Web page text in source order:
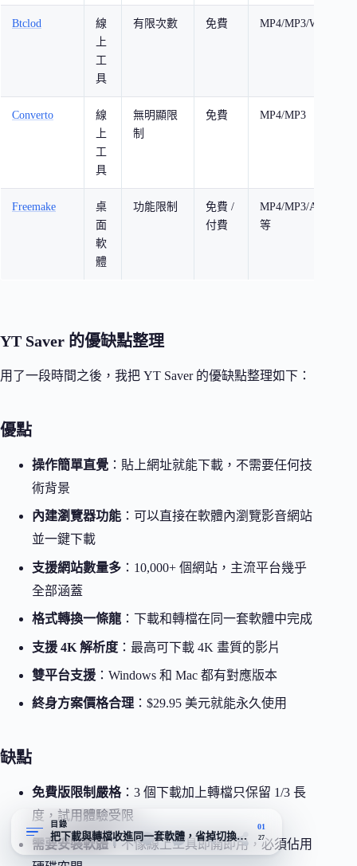
Btclod
線
上
工
具
有限次數 免費 MP4/MP3/WebM
Converto
線
上
工
具
無明顯限
制
免費 MP4/MP3
Freemake
桌
面
軟
體
功能限制
免費 /
付費
MP4/MP3/AVI
等
YT Saver 的優缺點整理
用了一段時間之後，我把 YT Saver 的優缺點整理如下：
優點
操作簡單直覺 ：貼上網址就能下載，不需要任何技
術背景
內建瀏覽器功能 ：可以直接在軟體內瀏覽影音網站
並一鍵下載
支援網站數量多 ：10,000+ 個網站，主流平台幾乎
全部涵蓋
格式轉換一條龍 ：下載和轉檔在同一套軟體中完成
支援 4K 解析度 ：最高可下載 4K 畫質的影片
雙平台支援 ：Windows 和 Mac 都有對應版本
終身方案價格合理 ：$29.95 美元就能永久使用
缺點
免費版限制嚴格：3 個下載加上轉檔只保留 1/3 長
度，試用體驗受限
需要安裝軟體：不像線上工具即開即用，必須佔用
目錄
把下載與轉檔收進同一套軟體，省掉切換工具的麻煩
01
27